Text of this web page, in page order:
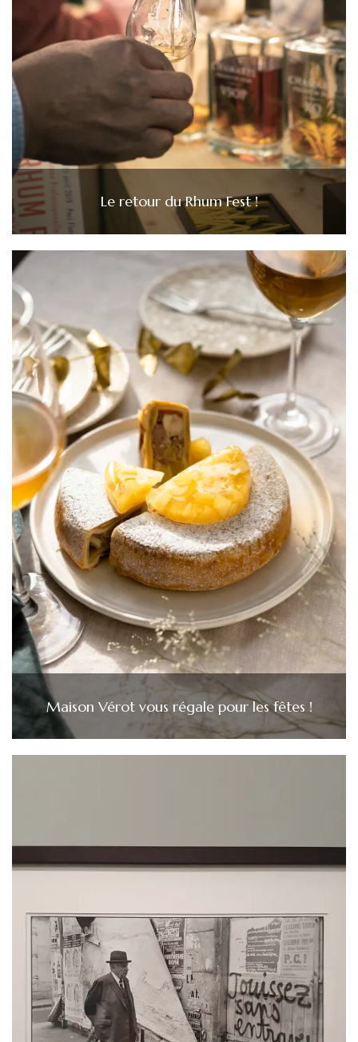
Le retour du Rhum Fest !
Maison Vérot vous régale pour les fêtes !